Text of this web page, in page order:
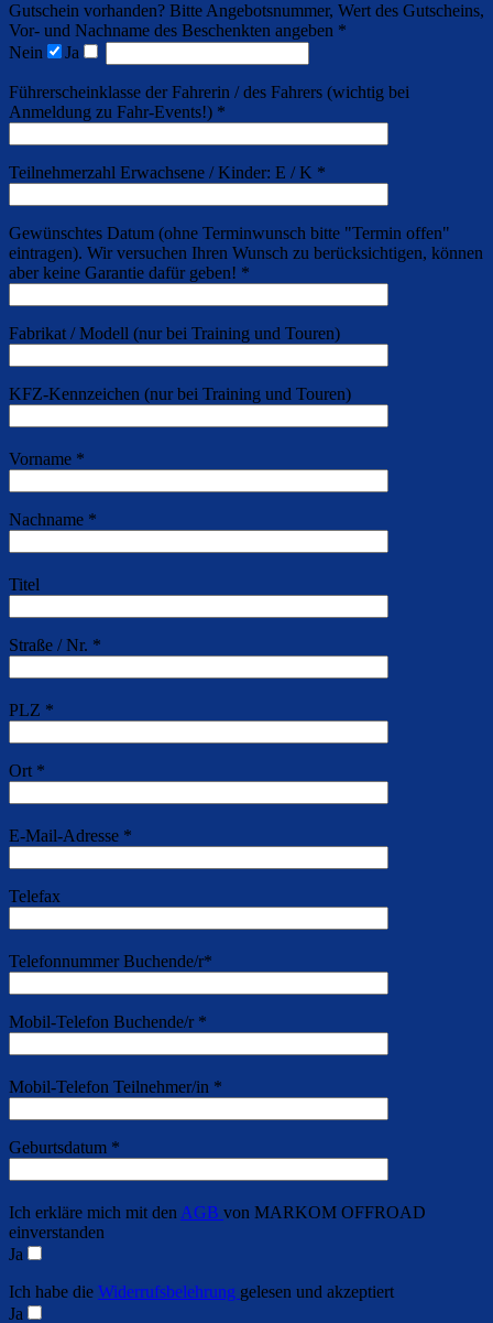
Gutschein vorhanden? Bitte Angebotsnummer, Wert des Gutscheins,
Vor- und Nachname des Beschenkten angeben *
Nein
Ja
Führerscheinklasse der Fahrerin / des Fahrers (wichtig bei
Anmeldung zu Fahr-Events!) *
Teilnehmerzahl Erwachsene / Kinder: E / K *
Gewünschtes Datum (ohne Terminwunsch bitte "Termin offen"
eintragen). Wir versuchen Ihren Wunsch zu berücksichtigen, können
aber keine Garantie dafür geben! *
Fabrikat / Modell (nur bei Training und Touren)
KFZ-Kennzeichen (nur bei Training und Touren)
Vorname *
Nachname *
Titel
Straße / Nr. *
PLZ *
Ort *
E-Mail-Adresse *
Telefax
Telefonnummer Buchende/r*
Mobil-Telefon Buchende/r *
Mobil-Telefon Teilnehmer/in *
Geburtsdatum *
Ich erkläre mich mit den AGB von MARKOM OFFROAD
einverstanden
Ja
Ich habe die Widerrufsbelehrung gelesen und akzeptiert
Ja